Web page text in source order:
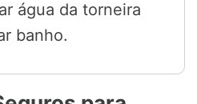
água da torneira
banho.